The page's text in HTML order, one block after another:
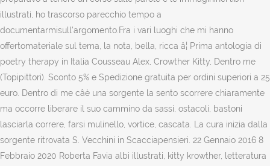
illustrati, ho trascorso parecchio tempo a
documentarmisull'argomento.Fra i vari luoghi che mi hanno
offertomateriale sul tema, la nota, bella, ricca â¦ Prima antologia di
poetry therapy in Italia Cousseau Alex, Crowther Kitty, Dentro me
(Topipittori). Sconto 5% e Spedizione gratuita per ordini superiori a 25
euro. Dentro di me câè una sorgente la sento scorrere chiaramente
ma occorre liberare il suo cammino da sassi, ostacoli, bastoni
lasciarla correre, farsi mulinello, vortice, cascata. La cura inizia dalla
sorgente ritrovata S. Vecchini in Scacciapensieri. 22 Gennaio 2016 8
Febbraio 2020 Roberta Favia albi illustrati, kitty krowther, letteratura